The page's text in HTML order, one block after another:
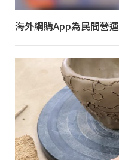
海外網購App為民間營